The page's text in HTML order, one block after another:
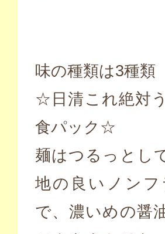
味の種類は3種類
☆日清これ絶対
食パック☆
麺はつるっとし
地の良いノン
で、濃いめの醤